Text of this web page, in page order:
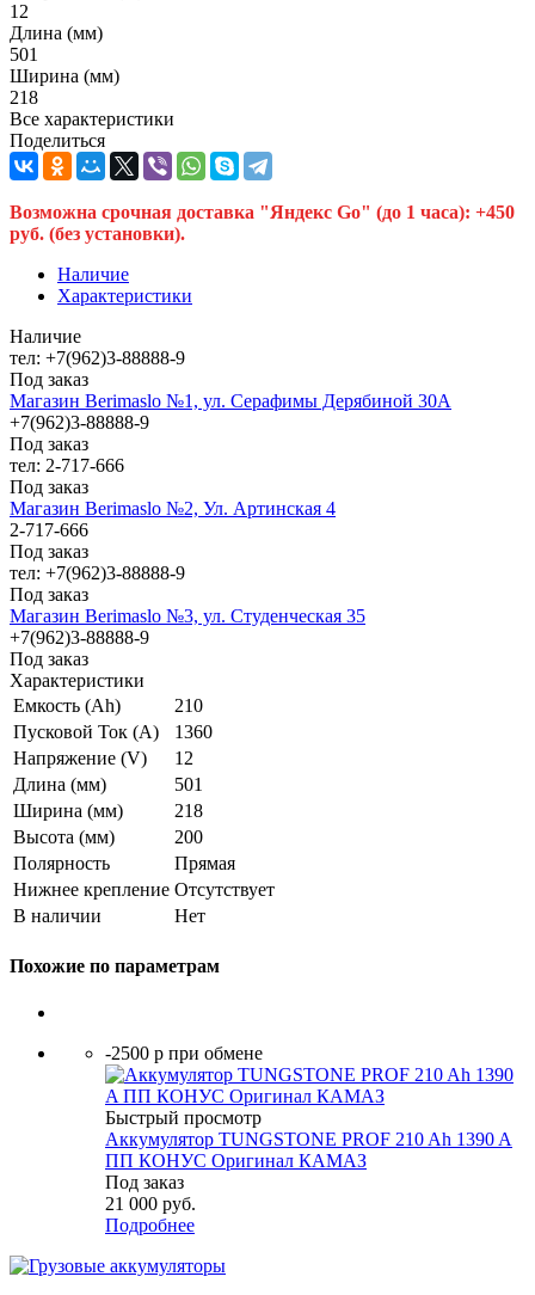
12
Длина (мм)
501
Ширина (мм)
218
Все характеристики
Поделиться
Возможна срочная доставка "Яндекс Go" (до 1 часа): +450
руб. (без установки).
Наличие
Характеристики
Наличие
тел: +7(962)3-88888-9
Под заказ
Магазин Berimaslo №1, ул. Серафимы Дерябиной 30А
+7(962)3-88888-9
Под заказ
тел: 2-717-666
Под заказ
Магазин Berimaslo №2, Ул. Артинская 4
2-717-666
Под заказ
тел: +7(962)3-88888-9
Под заказ
Магазин Berimaslo №3, ул. Студенческая 35
+7(962)3-88888-9
Под заказ
Характеристики
Емкость (Ah)
210
Пусковой Ток (A)
1360
Напряжение (V)
12
Длина (мм)
501
Ширина (мм)
218
Высота (мм)
200
Полярность
Прямая
Нижнее крепление Отсутствует
В наличии
Нет
Похожие по параметрам
-2500 р при обмене
Быстрый просмотр
Аккумулятор TUNGSTONE PROF 210 Ah 1390 A
ПП КОНУС Оригинал КАМАЗ
Под заказ
21 000 руб.
Подробнее